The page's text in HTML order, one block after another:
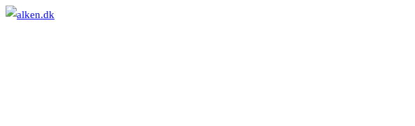
Skip